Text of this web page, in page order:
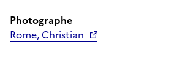
Photographe
Rome, Christian